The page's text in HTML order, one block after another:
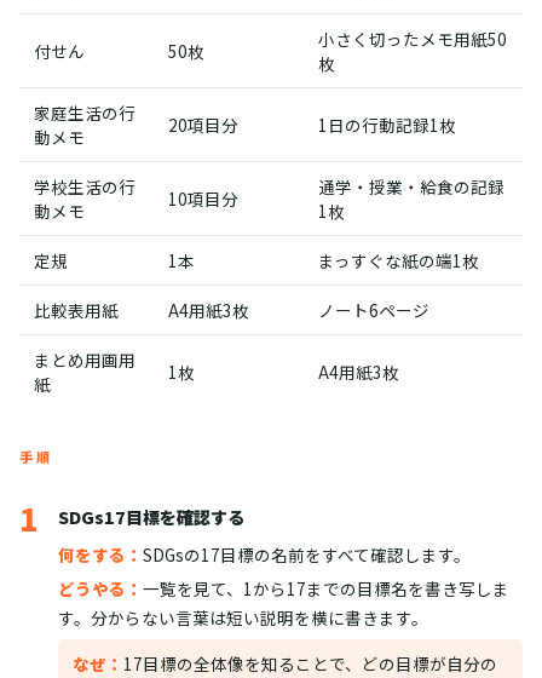
付せん 50枚
小さく切ったメモ用紙50
枚
家庭生活の行
動メモ
20項目分 1日の行動記録1枚
学校生活の行
動メモ
10項目分
通学・授業・給食の記録
1枚
定規 1本 まっすぐな紙の端1枚
比較表用紙 A4用紙3枚 ノート6ページ
まとめ用画用
紙
1枚 A4用紙3枚
手順
1
SDGs17目標を確認する
何をする： SDGsの17目標の名前をすべて確認します。
どうやる： 一覧を見て、1から17までの目標名を書き写しま
す。分からない言葉は短い説明を横に書きます。
なぜ： 17目標の全体像を知ることで、どの目標が自分の